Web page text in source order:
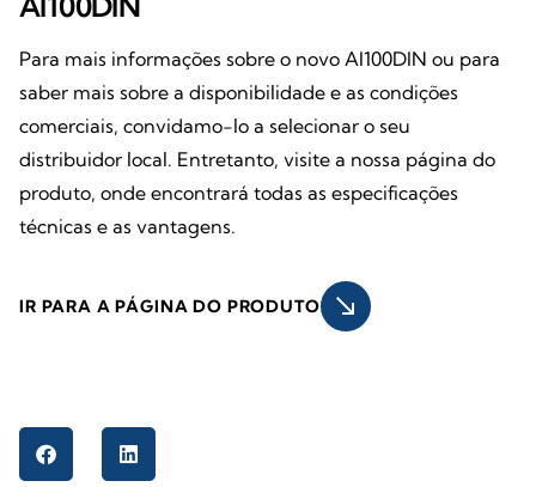
Para mais informações sobre o novo AI100DIN ou para
saber mais sobre a disponibilidade e as condições
comerciais, convidamo-lo a selecionar o seu
distribuidor local. Entretanto, visite a nossa página do
produto, onde encontrará todas as especificações
técnicas e as vantagens.
IR PARA A PÁGINA DO PRODUTO south_east